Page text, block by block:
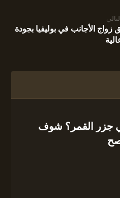
التالي
الأجانب في بوليفيا بجودة
جزر القمر؟ شوف